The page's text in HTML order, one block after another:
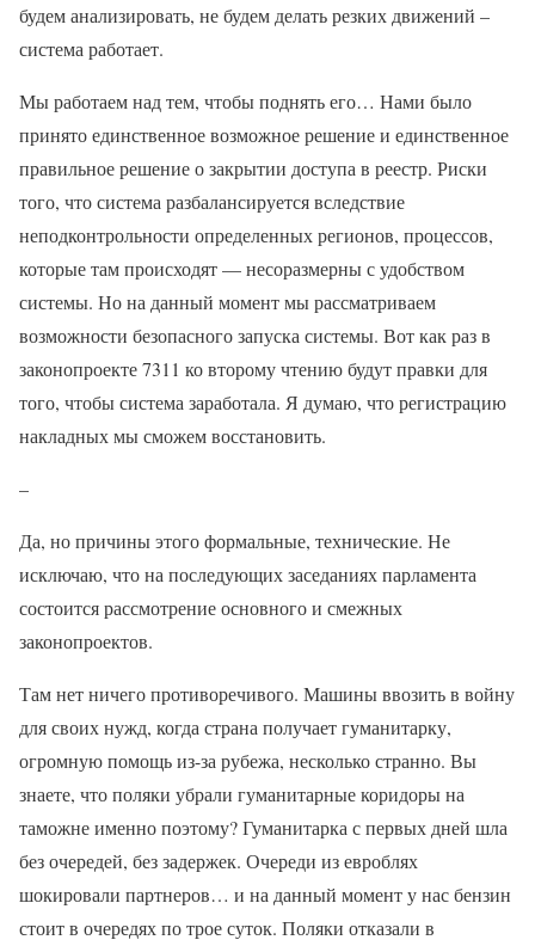
будем анализировать, не будем делать резких движений –
система работает.
Мы работаем над тем, чтобы поднять его… Нами было
принято единственное возможное решение и единственное
правильное решение о закрытии доступа в реестр. Риски
того, что система разбалансируется вследствие
неподконтрольности определенных регионов, процессов,
которые там происходят — несоразмерны с удобством
системы. Но на данный момент мы рассматриваем
возможности безопасного запуска системы. Вот как раз в
законопроекте 7311 ко второму чтению будут правки для
того, чтобы система заработала. Я думаю, что регистрацию
накладных мы сможем восстановить.
–
Да, но причины этого формальные, технические. Не
исключаю, что на последующих заседаниях парламента
состоится рассмотрение основного и смежных
законопроектов.
Там нет ничего противоречивого. Машины ввозить в войну
для своих нужд, когда страна получает гуманитарку,
огромную помощь из-за рубежа, несколько странно. Вы
знаете, что поляки убрали гуманитарные коридоры на
таможне именно поэтому? Гуманитарка с первых дней шла
без очередей, без задержек. Очереди из евроблях
шокировали партнеров… и на данный момент у нас бензин
стоит в очередях по трое суток. Поляки отказали в